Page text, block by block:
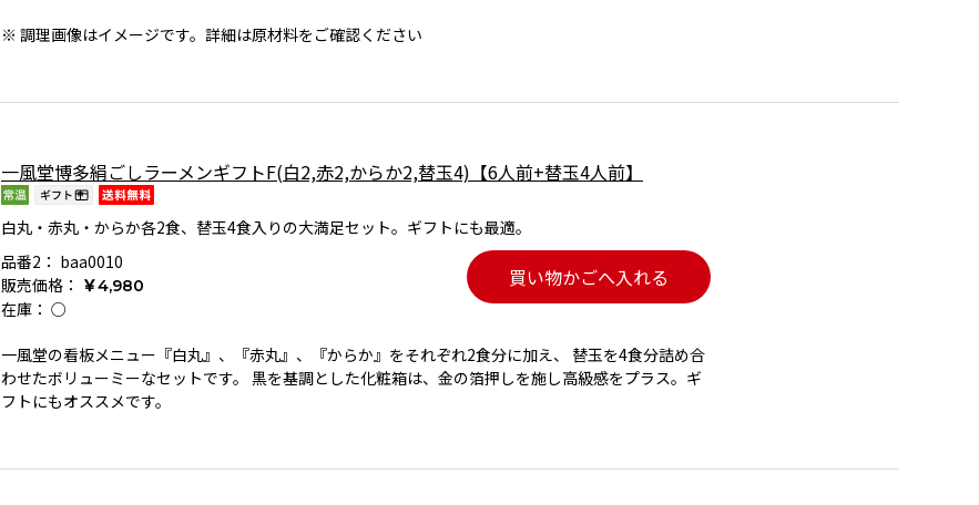
※ 調理画像はイメージです。詳細は原材料をご確認ください
一風堂博多絹ごしラーメンギフトF(白2,赤2,からか2,替玉4)【6人前+替玉4人前】
白丸・赤丸・からか各2食、替玉4食入りの大満足セット。ギフトにも最適。
品番2： baa0010
販売価格：
￥4,980
在庫： ○
買い物かごへ入れる
一風堂の看板メニュー『白丸』、『赤丸』、『からか』をそれぞれ2食分に加え、 替玉を4食分詰め合
わせたボリューミーなセットです。 黒を基調とした化粧箱は、金の箔押しを施し高級感をプラス。ギ
フトにもオススメです。